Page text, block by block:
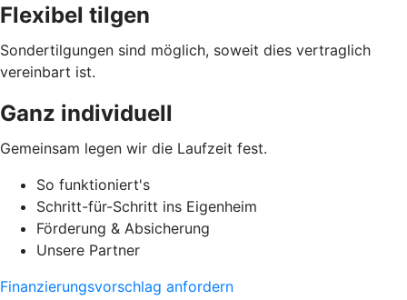
Flexibel tilgen
Sondertilgungen sind möglich, soweit dies vertraglich
vereinbart ist.
Ganz individuell
Gemeinsam legen wir die Laufzeit fest.
So funktioniert's
Schritt-für-Schritt ins Eigenheim
Förderung & Absicherung
Unsere Partner
Finanzierungsvorschlag anfordern